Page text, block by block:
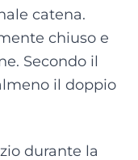
catena.
chiuso e
Secondo il
il doppio
durante la